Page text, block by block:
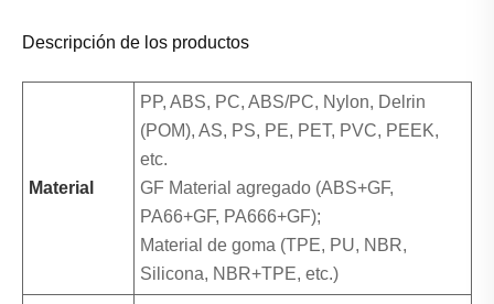
Descripción de los productos
Material
PP, ABS, PC, ABS/PC, Nylon, Delrin
(POM), AS, PS, PE, PET, PVC, PEEK,
etc.
GF Material agregado (ABS+GF,
PA66+GF, PA666+GF);
Material de goma (TPE, PU, ​​NBR,
Silicona, NBR+TPE, etc.)